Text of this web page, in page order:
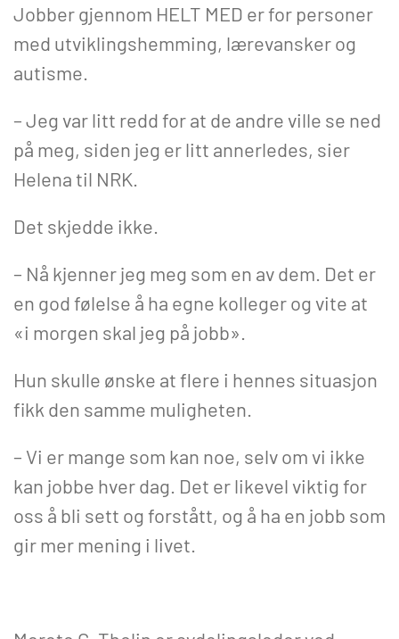
Jobber gjennom HELT MED er for personer
med utviklingshemming, lærevansker og
autisme.
– Jeg var litt redd for at de andre ville se ned
på meg, siden jeg er litt annerledes, sier
Helena til NRK.
Det skjedde ikke.
– Nå kjenner jeg meg som en av dem. Det er
en god følelse å ha egne kolleger og vite at
«i morgen skal jeg på jobb».
Hun skulle ønske at flere i hennes situasjon
fikk den samme muligheten.
– Vi er mange som kan noe, selv om vi ikke
kan jobbe hver dag. Det er likevel viktig for
oss å bli sett og forstått, og å ha en jobb som
gir mer mening i livet.